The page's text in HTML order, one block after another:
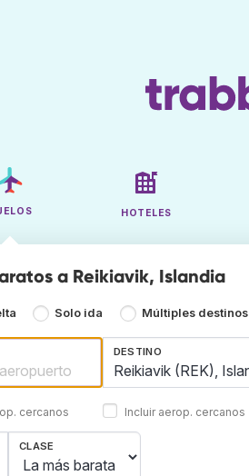
HOTELES
a Reikiavik, Islandia
Solo ida Múltiples destinos
cercanos
DESTINO
Incluir aerop. cercanos
CLASE